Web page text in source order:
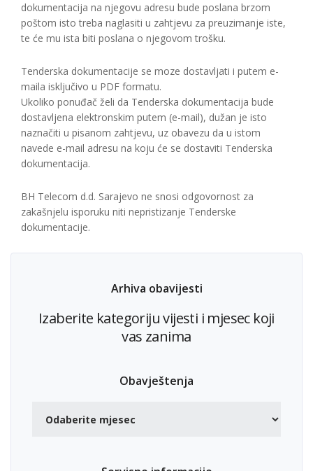
dokumentacija na njegovu adresu bude poslana brzom
poštom isto treba naglasiti u zahtjevu za preuzimanje iste,
te će mu ista biti poslana o njegovom trošku.
Tenderska dokumentacije se moze dostavljati i putem e-
maila isključivo u PDF formatu.
Ukoliko ponuđač želi da Tenderska dokumentacija bude
dostavljena elektronskim putem (e-mail), dužan je isto
naznačiti u pisanom zahtjevu, uz obavezu da u istom
navede e-mail adresu na koju će se dostaviti Tenderska
dokumentacija.
BH Telecom d.d. Sarajevo ne snosi odgovornost za
zakašnjelu isporuku niti nepristizanje Tenderske
dokumentacije.
Arhiva obavijesti
Izaberite kategoriju vijesti i mjesec koji
vas zanima
Obavještenja